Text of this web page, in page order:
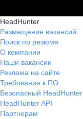
HeadHunter
Размещение вакансий
Поиск по резюме
О компании
Наши вакансии
Реклама на сайте
Требования к ПО
Безопасный HeadHunter
HeadHunter API
Партнерам